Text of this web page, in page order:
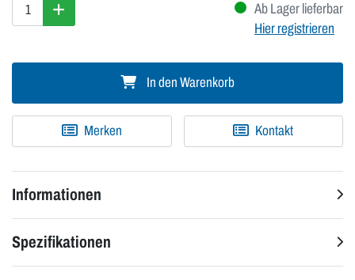
Ab Lager lieferbar
Hier registrieren
In den Warenkorb
Merken Kontakt
Informationen
Spezifikationen